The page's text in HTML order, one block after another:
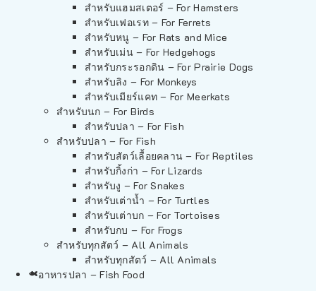
สำหรับแฮมสเตอร์ – For Hamsters
สำหรับเฟอเรท – For Ferrets
สำหรับหนู – For Rats and Mice
สำหรับเม่น – For Hedgehogs
สำหรับกระรอกดิน – For Prairie Dogs
สำหรับลิง – For Monkeys
สำหรับเมียร์แคท – For Meerkats
สำหรับนก – For Birds
สำหรับปลา – For Fish
สำหรับปลา – For Fish
สำหรับสัตว์เลื้อยคลาน – For Reptiles
สำหรับกิ้งก่า – For Lizards
สำหรับงู – For Snakes
สำหรับเต่าน้ำ – For Turtles
สำหรับเต่าบก – For Tortoises
สำหรับกบ – For Frogs
สำหรับทุกสัตว์ – All Animals
สำหรับทุกสัตว์ – All Animals
อาหารปลา – Fish Food